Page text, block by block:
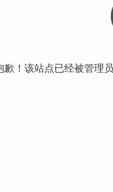
歉！该站点已经被管理